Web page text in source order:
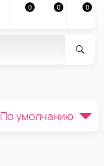
0 0 0
По умолчанию